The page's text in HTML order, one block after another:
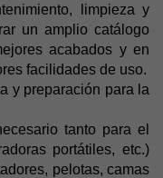
limpieza y
un amplio catálogo
acabados y en
facilidades de uso.
y preparación para la
tanto para el
portátiles, etc.)
pelotas, camas